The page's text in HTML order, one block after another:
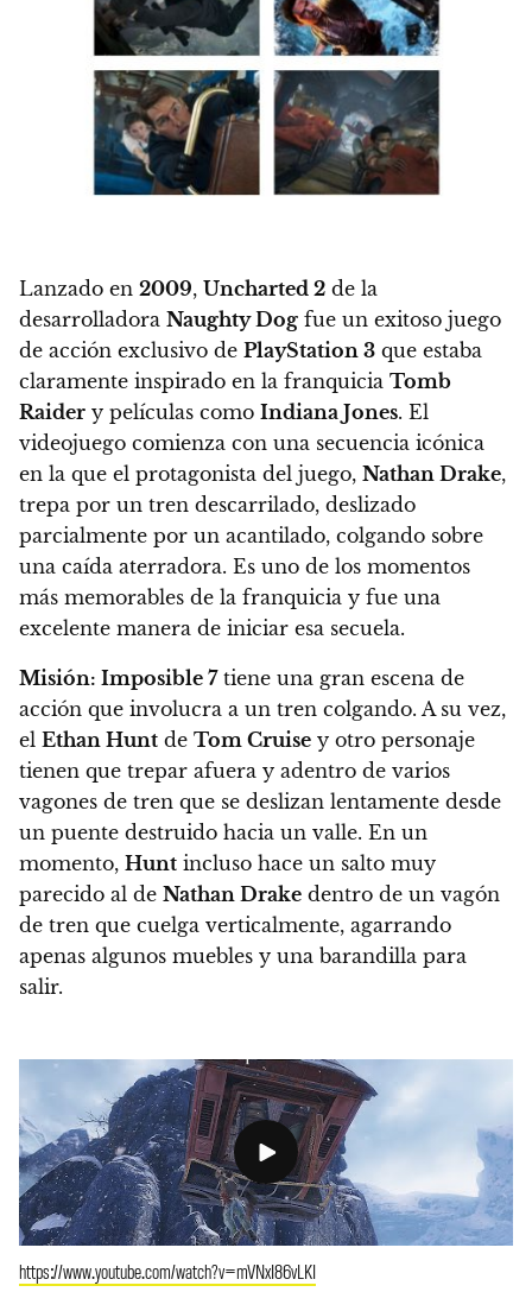
Lanzado en 2009, Uncharted 2 de la
desarrolladora Naughty Dog fue un exitoso juego
de acción exclusivo de PlayStation 3 que estaba
claramente inspirado en la franquicia Tomb
Raider y películas como Indiana Jones. El
videojuego comienza con una secuencia icónica
en la que el protagonista del juego, Nathan Drake,
trepa por un tren descarrilado, deslizado
parcialmente por un acantilado, colgando sobre
una caída aterradora. Es uno de los momentos
más memorables de la franquicia y fue una
excelente manera de iniciar esa secuela.
Misión: Imposible 7tiene una gran escena de
acción que involucra a un tren colgando. A su vez,
el Ethan Hunt de Tom Cruise y otro personaje
tienen que trepar afuera y adentro de varios
vagones de tren que se deslizan lentamente desde
un puente destruido hacia un valle. En un
momento, Hunt incluso hace un salto muy
parecido al de Nathan Drake dentro de un vagón
de tren que cuelga verticalmente, agarrando
apenas algunos muebles y una barandilla para
salir.
https://www.youtube.com/watch?v=mVNxI86vLKI